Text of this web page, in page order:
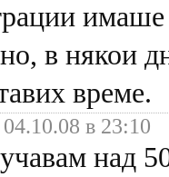
в някои
време.
04.10.08 в 23:10
над